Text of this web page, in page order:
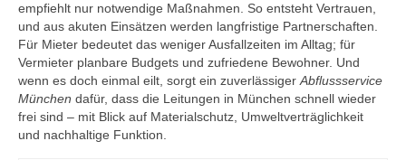
empfiehlt nur notwendige Maßnahmen. So entsteht Vertrauen,
und aus akuten Einsätzen werden langfristige Partnerschaften.
Für Mieter bedeutet das weniger Ausfallzeiten im Alltag; für
Vermieter planbare Budgets und zufriedene Bewohner. Und
wenn es doch einmal eilt, sorgt ein zuverlässigerAbflussservice
München dafür, dass die Leitungen in München schnell wieder
frei sind – mit Blick auf Materialschutz, Umweltverträglichkeit
und nachhaltige Funktion.